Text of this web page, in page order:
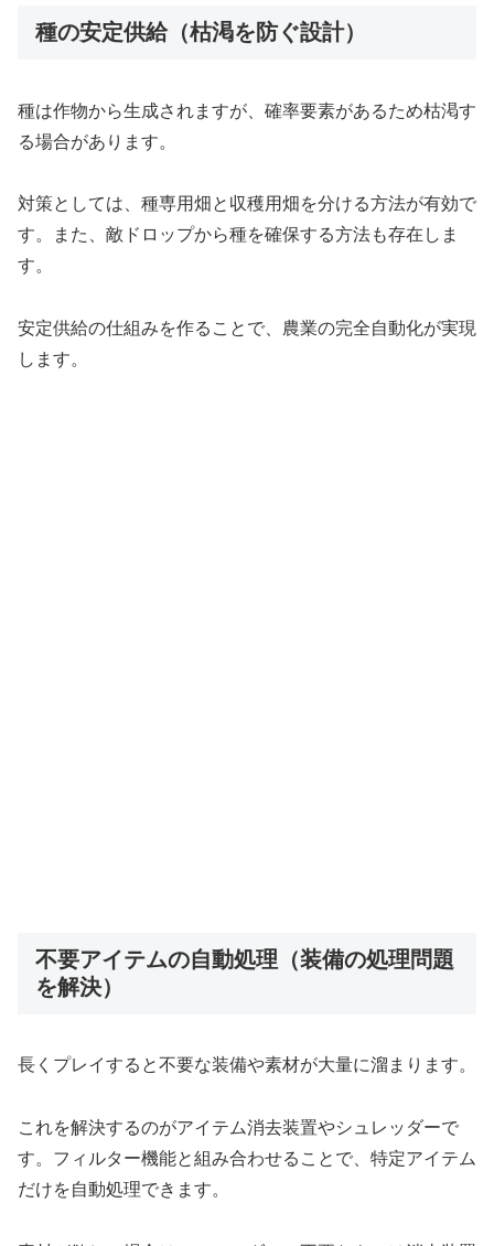
種の安定供給（枯渇を防ぐ設計）
種は作物から生成されますが、確率要素があるため枯渇す
る場合があります。
対策としては、種専用畑と収穫用畑を分ける方法が有効で
す。また、敵ドロップから種を確保する方法も存在しま
す。
安定供給の仕組みを作ることで、農業の完全自動化が実現
します。
不要アイテムの自動処理（装備の処理問題
を解決）
長くプレイすると不要な装備や素材が大量に溜まります。
これを解決するのがアイテム消去装置やシュレッダーで
す。フィルター機能と組み合わせることで、特定アイテム
だけを自動処理できます。